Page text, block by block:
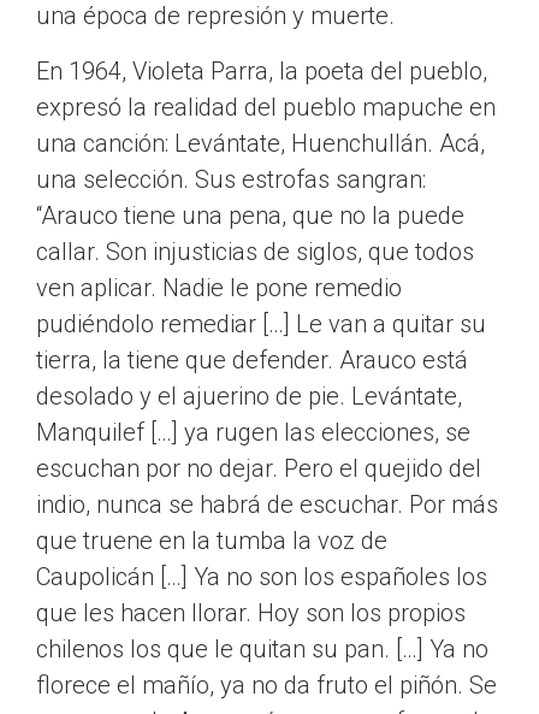
una época de represión y muerte.
En 1964, Violeta Parra, la poeta del pueblo,
expresó la realidad del pueblo mapuche en
una canción: Levántate, Huenchullán. Acá,
una selección. Sus estrofas sangran:
“Arauco tiene una pena, que no la puede
callar. Son injusticias de siglos, que todos
ven aplicar. Nadie le pone remedio
pudiéndolo remediar […] Le van a quitar su
tierra, la tiene que defender. Arauco está
desolado y el ajuerino de pie. Levántate,
Manquilef […] ya rugen las elecciones, se
escuchan por no dejar. Pero el quejido del
indio, nunca se habrá de escuchar. Por más
que truene en la tumba la voz de
Caupolicán […] Ya no son los españoles los
que les hacen llorar. Hoy son los propios
chilenos los que le quitan su pan. […] Ya no
florece el mañío, ya no da fruto el piñón. Se